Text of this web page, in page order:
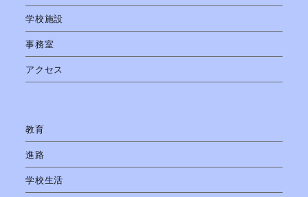
学校施設
事務室
アクセス
教育
進路
学校生活